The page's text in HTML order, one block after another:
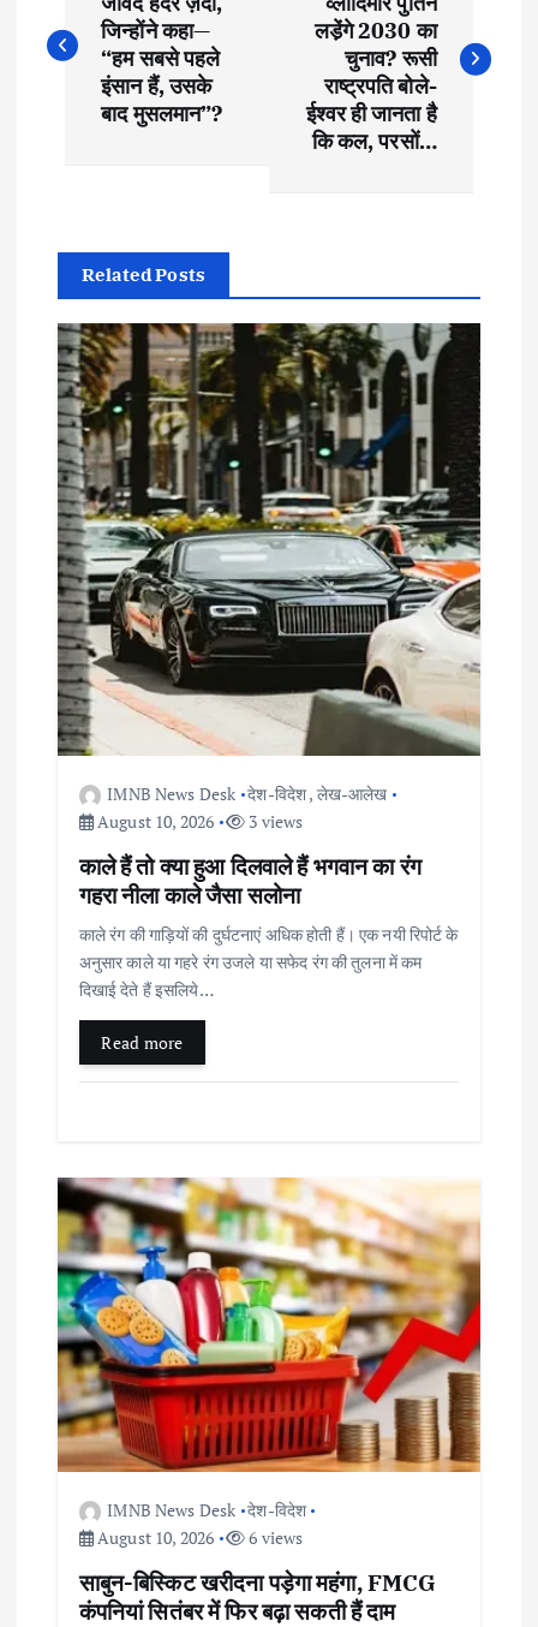
o
s
a
v
g
a
t
o
n
जिन्होंने कहा—
“हम सबसे पहले
इंसान हैं, उसके
बाद मुसलमान”?
लडे़ंगे 2030 का
चुनाव? रूसी
राष्ट्रपति बोले-
ईश्वर ही जानता है
कि कल, परसों…
Related Posts
IMNB News Desk देश-विदेश, लेख-आलेख
August 10, 2026
3 views
काले हैं तो क्या हुआ दिलवाले हैं भगवान का रंग
गहरा नीला काले जैसा सलोना
काले रंग की गाड़ियों की दुर्घटनाएं अधिक होती हैं। एक नयी रिपोर्ट के
अनुसार काले या गहरे रंग उजले या सफेद रंग की तुलना में कम
दिखाई देते हैं इसलिये…
Read more
IMNB News Desk देश-विदेश
August 10, 2026
6 views
साबुन-बिस्किट खरीदना पड़ेगा महंगा, FMCG
कंपनियां सितंबर में फिर बढ़ा सकती हैं दाम